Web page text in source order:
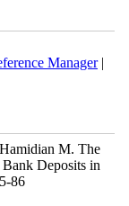
Manager
Hamidian M. The
Bank Deposits in
86